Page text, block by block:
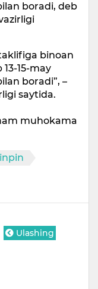
boradi, deb
binoan
15-may
boradi”, –
saytida.
muhokama
Ulashing